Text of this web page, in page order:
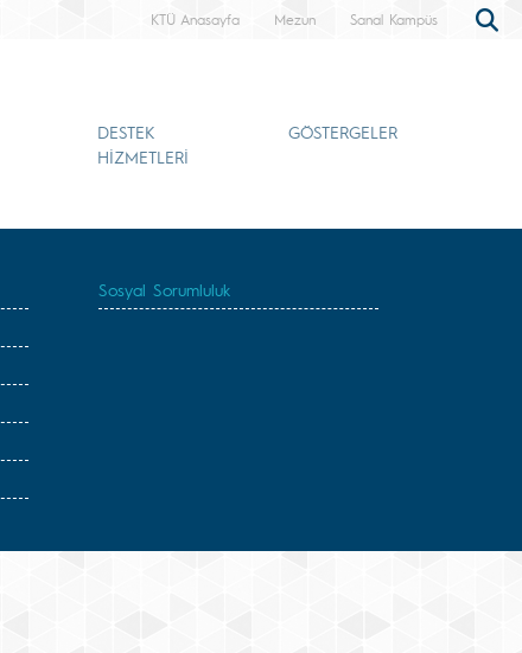
KTÜ Anasayfa Mezun Sanal Kampüs
DESTEK
HİZMETLERİ
GÖSTERGELER
Sosyal Sorumluluk